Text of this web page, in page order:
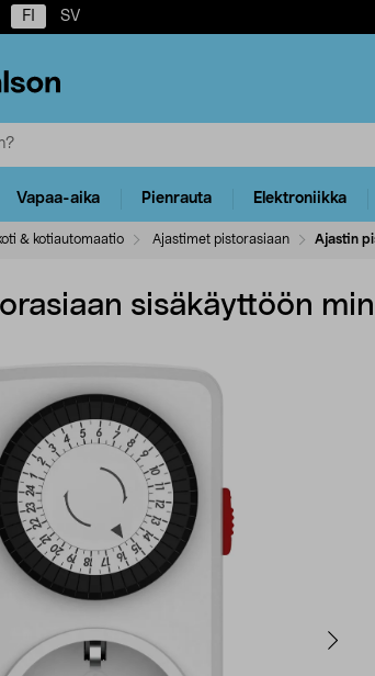
FI SV
Vapaa-aika Pienrauta Elektroniikka
& kotiautomaatio Ajastimet pistorasiaan Ajastin
sisäkäyttöön